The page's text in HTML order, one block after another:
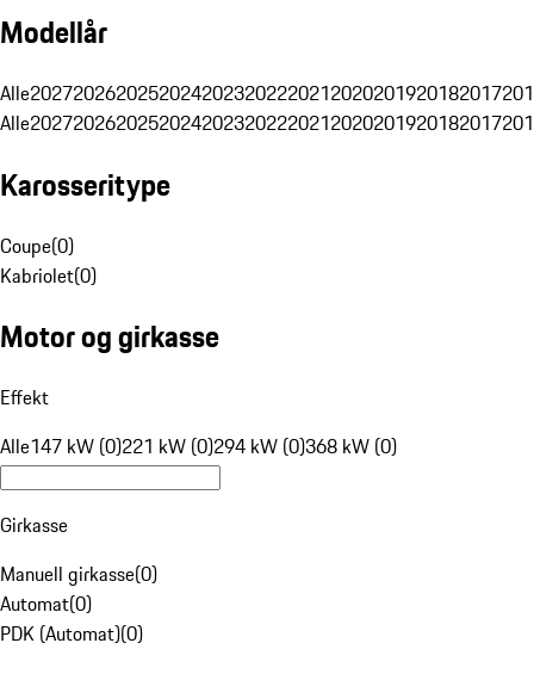
Modellår
Alle20272026202520242023202220212020201920182017
Alle20272026202520242023202220212020201920182017
Karosseritype
Coupe(0)
Kabriolet(0)
Motor og girkasse
Effekt
Alle147 kW (0)221 kW (0)294 kW (0)368 kW (0)
Girkasse
Manuell girkasse(0)
Automat(0)
PDK (Automat)(0)